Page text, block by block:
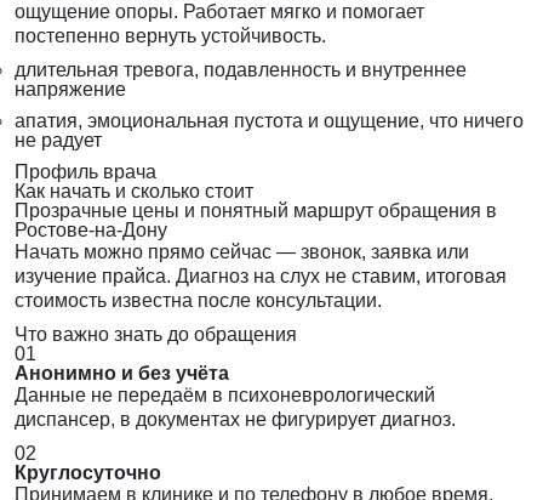
ощущение опоры. Работает мягко и помогает
постепенно вернуть устойчивость.
длительная тревога, подавленность и внутреннее
напряжение
апатия, эмоциональная пустота и ощущение, что ничего
не радует
Профиль врача
Как начать и сколько стоит
Прозрачные цены и понятный маршрут обращения в
Ростове-на-Дону
Начать можно прямо сейчас — звонок, заявка или
изучение прайса. Диагноз на слух не ставим, итоговая
стоимость известна после консультации.
Что важно знать до обращения
01
Анонимно и без учёта
Данные не передаём в психоневрологический
диспансер, в документах не фигурирует диагноз.
02
Круглосуточно
Принимаем в клинике и по телефону в любое время,